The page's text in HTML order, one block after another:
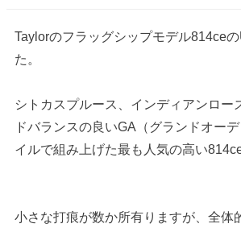
Taylorのフラッグシップモデル814ce
た。
シトカスプルース、インディアンロー
ドバランスの良いGA（グランドオー
イルで組み上げた最も人気の高い
小さな打痕が数か所有りますが、全体